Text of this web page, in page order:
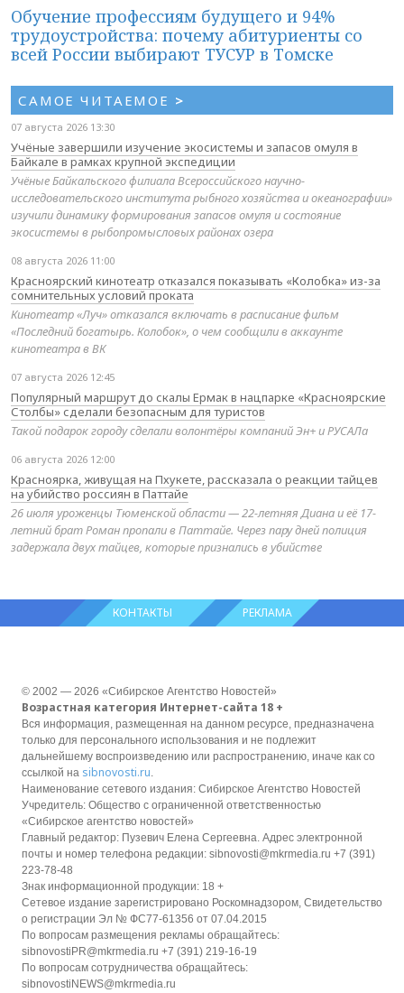
Обучение профессиям будущего и 94%
трудоустройства: почему абитуриенты со
всей России выбирают ТУСУР в Томске
САМОЕ ЧИТАЕМОЕ >
07 августа 2026 13:30
Учёные завершили изучение экосистемы и запасов омуля в
Байкале в рамках крупной экспедиции
Учёные Байкальского филиала Всероссийского научно-
исследовательского института рыбного хозяйства и океанографии»
изучили динамику формирования запасов омуля и состояние
экосистемы в рыбопромысловых районах озера
08 августа 2026 11:00
Красноярский кинотеатр отказался показывать «Колобка» из-за
сомнительных условий проката
Кинотеатр «Луч» отказался включать в расписание фильм
«Последний богатырь. Колобок», о чем сообщили в аккаунте
кинотеатра в ВК
07 августа 2026 12:45
Популярный маршрут до скалы Ермак в нацпарке «Красноярские
Столбы» сделали безопасным для туристов
Такой подарок городу сделали волонтёры компаний Эн+ и РУСАЛа
06 августа 2026 12:00
Красноярка, живущая на Пхукете, рассказала о реакции тайцев
на убийство россиян в Паттайе
26 июля уроженцы Тюменской области — 22-летняя Диана и её 17-
летний брат Роман пропали в Паттайе. Через пару дней полиция
задержала двух тайцев, которые признались в убийстве
КОНТАКТЫ РЕКЛАМА
© 2002 — 2026 «Сибирское Агентство Новостей»
Возрастная категория Интернет-сайта 18 +
Вся информация, размещенная на данном ресурсе, предназначена
только для персонального использования и не подлежит
дальнейшему воспроизведению или распространению, иначе как со
ссылкой на sibnovosti.ru
Наименование сетевого издания: Сибирское Агентство Новостей
Учредитель: Общество с ограниченной ответственностью
«Сибирское агентство новостей»
Главный редактор: Пузевич Елена Сергеевна. Адрес электронной
почты и номер телефона редакции: sibnovosti@mkrmedia.ru +7 (391)
223-78-48
Знак информационной продукции: 18 +
Сетевое издание зарегистрировано Роскомнадзором, Свидетельство
о регистрации Эл № ФС77-61356 от 07.04.2015
По вопросам размещения рекламы обращайтесь:
sibnovostiPR@mkrmedia.ru +7 (391) 219-16-19
По вопросам сотрудничества обращайтесь:
sibnovostiNEWS@mkrmedia.ru